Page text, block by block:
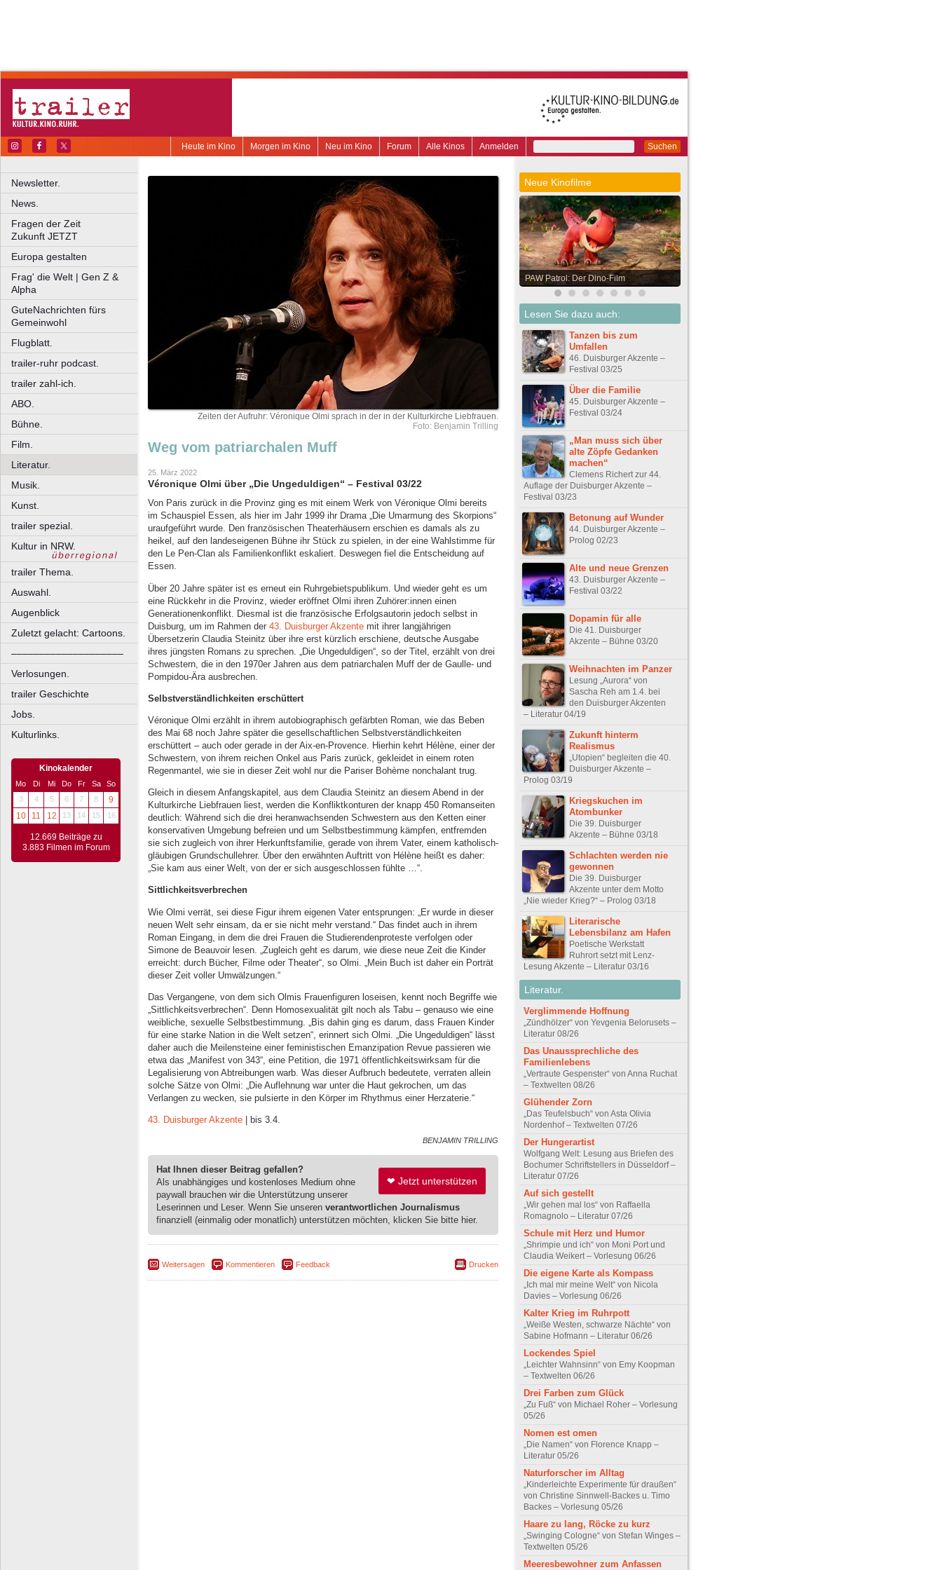
Suchen
Anmelden
Alle Kinos
Forum
Neu im Kino
Morgen im Kino
Heute im Kino
Newsletter.
News.
Fragen der Zeit
Zukunft JETZT
Europa gestalten
Frag' die Welt | Gen Z &
Alpha
GuteNachrichten fürs
Gemeinwohl
Flugblatt.
trailer-ruhr podcast.
trailer zahl-ich.
ABO.
Bühne.
Film.
Literatur.
Musik.
Kunst.
trailer spezial.
Kultur in NRW.
trailer Thema.
Auswahl.
Augenblick
Zuletzt gelacht: Cartoons.
––––––––––––––––––––
Verlosungen.
trailer Geschichte
Jobs.
Kulturlinks.
Kinokalender
Mo Di Mi Do Fr Sa
So
3
4 5 6 7 8
9
10
11 12 13 14 15 16
12.669 Beiträge zu
3.883 Filmen im Forum
Zeiten der Aufruhr: Véronique Olmi sprach in der in der Kulturkirche Liebfrauen.
Foto: Benjamin Trilling
Weg vom patriarchalen Muff
25. März 2022
Véronique Olmi über „Die Ungeduldigen“ – Festival 03/22
Von Paris zurück in die Provinz ging es mit einem Werk von Véronique Olmi bereits
im Schauspiel Essen, als hier im Jahr 1999 ihr Drama „Die Umarmung des Skorpions“
uraufgeführt wurde. Den französischen Theaterhäusern erschien es damals als zu
heikel, auf den landeseigenen Bühne ihr Stück zu spielen, in der eine Wahlstimme für
den Le Pen-Clan als Familienkonflikt eskaliert. Deswegen fiel die Entscheidung auf
Essen.
Über 20 Jahre später ist es erneut ein Ruhrgebietspublikum. Und wieder geht es um
eine Rückkehr in die Provinz, wieder eröffnet Olmi ihren Zuhörer:innen einen
Generationenkonflikt. Diesmal ist die französische Erfolgsautorin jedoch selbst in
Duisburg, um im Rahmen der 43. Duisburger Akzente mit ihrer langjährigen
Übersetzerin Claudia Steinitz über ihre erst kürzlich erschiene, deutsche Ausgabe
ihres jüngsten Romans zu sprechen. „Die Ungeduldigen“, so der Titel, erzählt von drei
Schwestern, die in den 1970er Jahren aus dem patriarchalen Muff der de Gaulle- und
Pompidou-Ära ausbrechen.
Selbstverständlichkeiten erschüttert
Véronique Olmi erzählt in ihrem autobiographisch gefärbten Roman, wie das Beben
des Mai 68 noch Jahre später die gesellschaftlichen Selbstverständlichkeiten
erschüttert – auch oder gerade in der Aix-en-Provence. Hierhin kehrt Hélène, einer der
Schwestern, von ihrem reichen Onkel aus Paris zurück, gekleidet in einem roten
Regenmantel, wie sie in dieser Zeit wohl nur die Pariser Bohème nonchalant trug.
Gleich in diesem Anfangskapitel, aus dem Claudia Steinitz an diesem Abend in der
Kulturkirche Liebfrauen liest, werden die Konfliktkonturen der knapp 450 Romanseiten
deutlich: Während sich die drei heranwachsenden Schwestern aus den Ketten einer
konservativen Umgebung befreien und um Selbstbestimmung kämpfen, entfremden
sie sich zugleich von ihrer Herkunftsfamilie, gerade von ihrem Vater, einem katholisch-
gläubigen Grundschullehrer. Über den erwähnten Auftritt von Hélène heißt es daher:
„Sie kam aus einer Welt, von der er sich ausgeschlossen fühlte …“.
Sittlichkeitsverbrechen
Wie Olmi verrät, sei diese Figur ihrem eigenen Vater entsprungen: „Er wurde in dieser
neuen Welt sehr einsam, da er sie nicht mehr verstand.“ Das findet auch in ihrem
Roman Eingang, in dem die drei Frauen die Studierendenproteste verfolgen oder
Simone de Beauvoir lesen. „Zugleich geht es darum, wie diese neue Zeit die Kinder
erreicht: durch Bücher, Filme oder Theater“, so Olmi. „Mein Buch ist daher ein Porträt
dieser Zeit voller Umwälzungen.“
Das Vergangene, von dem sich Olmis Frauenfiguren loseisen, kennt noch Begriffe wie
„Sittlichkeitsverbrechen“. Denn Homosexualität gilt noch als Tabu – genauso wie eine
weibliche, sexuelle Selbstbestimmung. „Bis dahin ging es darum, dass Frauen Kinder
für eine starke Nation in die Welt setzen“, erinnert sich Olmi. „Die Ungeduldigen“ lässt
daher auch die Meilensteine einer feministischen Emanzipation Revue passieren wie
etwa das „Manifest von 343“, eine Petition, die 1971 öffentlichkeitswirksam für die
Legalisierung von Abtreibungen warb. Was dieser Aufbruch bedeutete, verraten allein
solche Sätze von Olmi: „Die Auflehnung war unter die Haut gekrochen, um das
Verlangen zu wecken, sie pulsierte in den Körper im Rhythmus einer Herzaterie.“
43. Duisburger Akzente | bis 3.4.
BENJAMIN TRILLING
❤ Jetzt unterstützen
Hat Ihnen dieser Beitrag gefallen?
Als unabhängiges und kostenloses Medium ohne
paywall brauchen wir die Unterstützung unserer
Leserinnen und Leser. Wenn Sie unseren verantwortlichen Journalismus
finanziell (einmalig oder monatlich) unterstützen möchten, klicken Sie bitte hier.
Weitersagen Kommentieren Feedback Drucken
Neue Kinofilme
PAW Patrol: Der Dino-Film
Lesen Sie dazu auch:
Tanzen bis zum
Umfallen
46. Duisburger Akzente –
Festival 03/25
Über die Familie
45. Duisburger Akzente –
Festival 03/24
„Man muss sich über
alte Zöpfe Gedanken
machen“
Clemens Richert zur 44.
Auflage der Duisburger Akzente –
Festival 03/23
Betonung auf Wunder
44. Duisburger Akzente –
Prolog 02/23
Alte und neue Grenzen
43. Duisburger Akzente –
Festival 03/22
Dopamin für alle
Die 41. Duisburger
Akzente – Bühne 03/20
Weihnachten im Panzer
Lesung „Aurora“ von
Sascha Reh am 1.4. bei
den Duisburger Akzenten
– Literatur 04/19
Zukunft hinterm
Realismus
„Utopien“ begleiten die 40.
Duisburger Akzente –
Prolog 03/19
Kriegskuchen im
Atombunker
Die 39. Duisburger
Akzente – Bühne 03/18
Schlachten werden nie
gewonnen
Die 39. Duisburger
Akzente unter dem Motto
„Nie wieder Krieg?“ – Prolog 03/18
Literarische
Lebensbilanz am Hafen
Poetische Werkstatt
Ruhrort setzt mit Lenz-
Lesung Akzente – Literatur 03/16
Literatur.
Verglimmende Hoffnung
„Zündhölzer“ von Yevgenia Belorusets –
Literatur 08/26
Das Unaussprechliche des
Familienlebens
„Vertraute Gespenster“ von Anna Ruchat
– Textwelten 08/26
Glühender Zorn
„Das Teufelsbuch“ von Asta Olivia
Nordenhof – Textwelten 07/26
Der Hungerartist
Wolfgang Welt: Lesung aus Briefen des
Bochumer Schriftstellers in Düsseldorf –
Literatur 07/26
Auf sich gestellt
„Wir gehen mal los“ von Raffaella
Romagnolo – Literatur 07/26
Schule mit Herz und Humor
„Shrimpie und ich“ von Moni Port und
Claudia Weikert – Vorlesung 06/26
Die eigene Karte als Kompass
„Ich mal mir meine Welt“ von Nicola
Davies – Vorlesung 06/26
Kalter Krieg im Ruhrpott
„Weiße Westen, schwarze Nächte“ von
Sabine Hofmann – Literatur 06/26
Lockendes Spiel
„Leichter Wahnsinn“ von Emy Koopman
– Textwelten 06/26
Drei Farben zum Glück
„Zu Fuß“ von Michael Roher – Vorlesung
05/26
Nomen est omen
„Die Namen“ von Florence Knapp –
Literatur 05/26
Naturforscher im Alltag
„Kinderleichte Experimente für draußen“
von Christine Sinnwell-Backes u. Timo
Backes – Vorlesung 05/26
Haare zu lang, Röcke zu kurz
„Swinging Cologne“ von Stefan Winges –
Textwelten 05/26
Meeresbewohner zum Anfassen